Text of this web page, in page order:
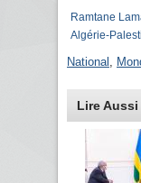
Ramtane
Algérie-
National
Lire Aussi